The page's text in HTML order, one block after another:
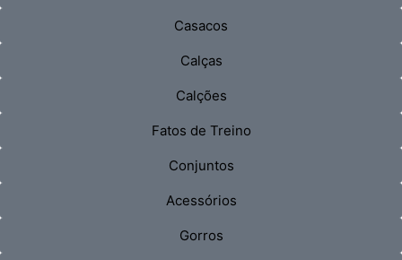
Casacos
Calças
Calções
Fatos de Treino
Conjuntos
Acessórios
Gorros